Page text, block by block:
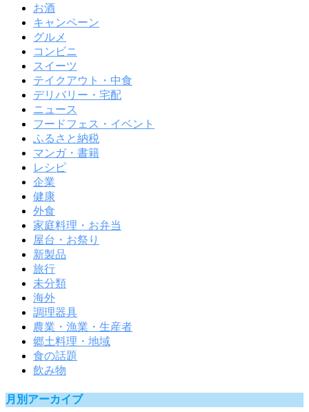
お酒
キャンペーン
グルメ
コンビニ
スイーツ
テイクアウト・中食
デリバリー・宅配
ニュース
フードフェス・イベント
ふるさと納税
マンガ・書籍
レシピ
企業
健康
外食
家庭料理・お弁当
屋台・お祭り
新製品
旅行
未分類
海外
調理器具
農業・漁業・生産者
郷土料理・地域
食の話題
飲み物
月別アーカイブ